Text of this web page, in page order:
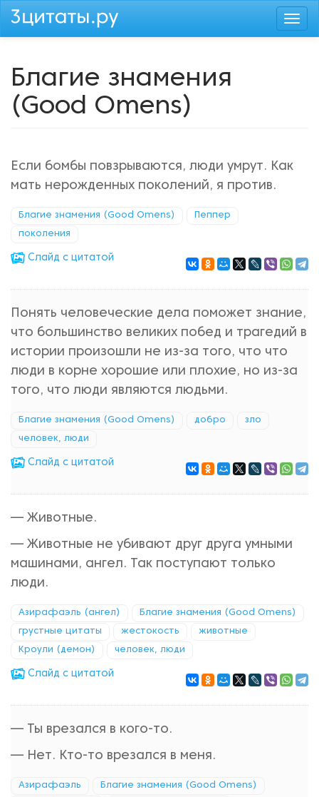
Перейти
Благие знамения
(Good Omens)
Если бомбы повзрываются, люди умрут. Как
мать нерожденных поколений, я против.
Благие знамения (Good Omens) Пеппер
поколения
Cлайд с цитатой
Понять человеческие дела поможет знание,
что большинство великих побед и трагедий в
истории произошли не из-за того, что что
люди в корне хорошие или плохие, но из-за
того, что люди являются людьми.
Благие знамения (Good Omens) добро зло
человек, люди
Cлайд с цитатой
— Животные.
— Животные не убивают друг друга умными
машинами, ангел. Так поступают только
люди.
Азирафаэль (ангел) Благие знамения (Good Omens)
грустные цитаты жестокость животные
Кроули (демон) человек, люди
Cлайд с цитатой
— Ты врезался в кого-то.
— Нет. Кто-то врезался в меня.
Азирафаэль Благие знамения (Good Omens)